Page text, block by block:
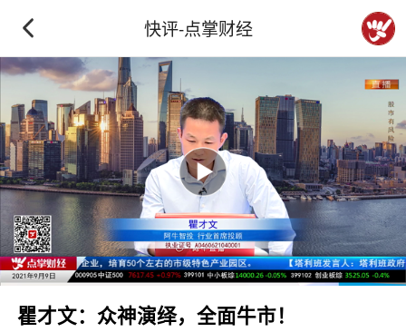
快评-点掌财经
瞿才文：众神演绎，全面牛市！